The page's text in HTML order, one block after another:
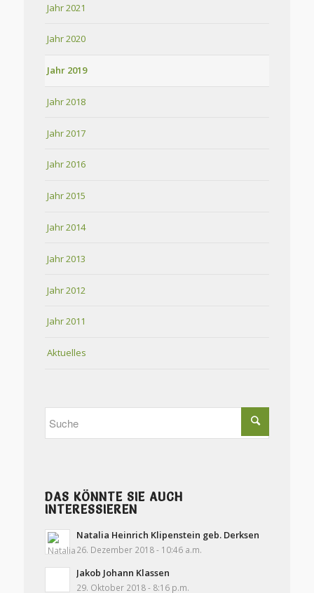
Jahr 2021
Jahr 2020
Jahr 2019
Jahr 2018
Jahr 2017
Jahr 2016
Jahr 2015
Jahr 2014
Jahr 2013
Jahr 2012
Jahr 2011
Aktuelles
DAS KÖNNTE SIE AUCH
INTERESSIEREN
Natalia Heinrich Klipenstein geb. Derksen
26. Dezember 2018 - 10:46 a.m.
Jakob Johann Klassen
29. Oktober 2018 - 8:16 p.m.